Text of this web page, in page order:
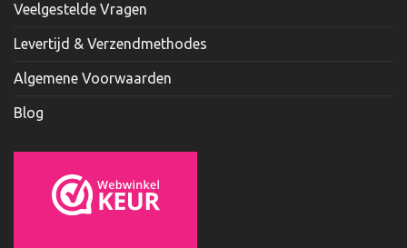
Veelgestelde Vragen
Levertijd & Verzendmethodes
Algemene Voorwaarden
Blog